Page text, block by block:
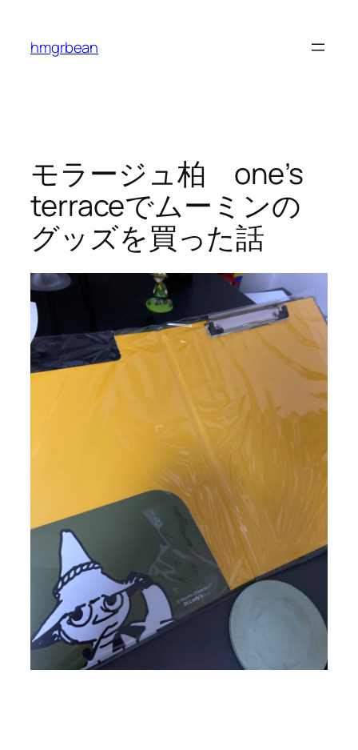
hmgrbean
モラージュ柏 one’s
terraceでムーミンの
グッズを買った話